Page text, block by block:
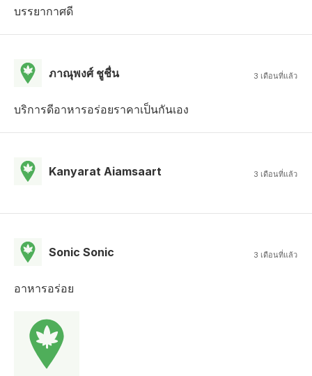
บรรยากาศดี
ภาณุพงศ์ ชูชื่น 3 เดือนที่แล้ว
บริการดีอาหารอร่อยราคาเป็นกันเอง
Kanyarat Aiamsaart 3 เดือนที่แล้ว
Sonic Sonic 3 เดือนที่แล้ว
อาหารอร่อย